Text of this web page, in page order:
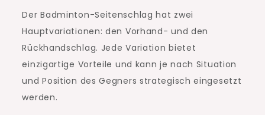
Der Badminton-Seitenschlag hat zwei
Hauptvariationen: den Vorhand- und den
Rückhandschlag. Jede Variation bietet
einzigartige Vorteile und kann je nach Situation
und Position des Gegners strategisch eingesetzt
werden.